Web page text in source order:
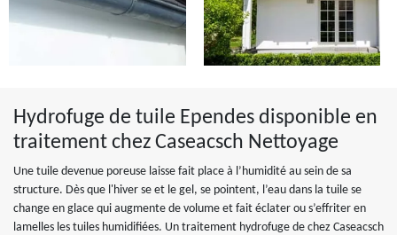
Hydrofuge de tuile Ependes disponible en
traitement chez Caseacsch Nettoyage
Une tuile devenue poreuse laisse fait place à l’humidité au sein de sa
structure. Dès que l'hiver se et le gel, se pointent, l’eau dans la tuile se
change en glace qui augmente de volume et fait éclater ou s’effriter en
lamelles les tuiles humidifiées. Un traitement hydrofuge de chez Caseacsch